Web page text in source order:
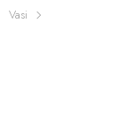
Vasi